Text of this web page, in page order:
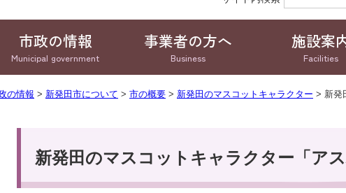
市政の情報
Municipal government
事業者の方へ
Business
施設案
Facilities
の情報 > 新発田市について > 市の概要 > 新発田のマスコットキャラクター > 新発
新発田のマスコットキャラクター「アス